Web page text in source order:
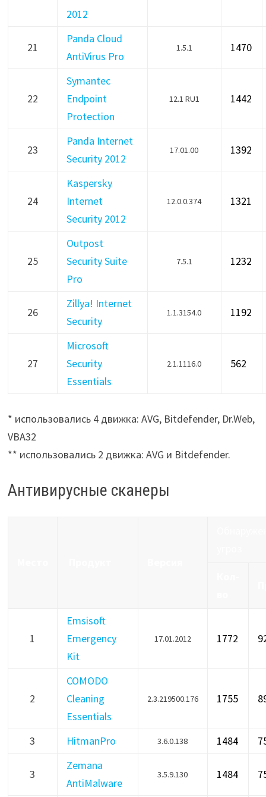
2012
21
Panda Cloud
AntiVirus Pro
1.5.1 1470
22
Symantec
Endpoint
Protection
12.1 RU1 1442
23
Panda Internet
Security 2012
17.01.00 1392
24
Kaspersky
Internet
Security 2012
12.0.0.374 1321
25
Outpost
Security Suite
Pro
7.5.1 1232
26
Zillya! Internet
Security
1.1.3154.0 1192
27
Microsoft
Security
Essentials
2.1.1116.0 562
* использовались 4 движка: AVG, Bitdefender, Dr.Web,
VBA32
** использовались 2 движка: AVG и Bitdefender.
Антивирусные сканеры
1
Emsisoft
Emergency
Kit
17.01.2012 1772
2
COMODO
Cleaning
Essentials
2.3.219500.176 1755
3 HitmanPro 3.6.0.138 1484
3
Zemana
AntiMalware
3.5.9.130 1484